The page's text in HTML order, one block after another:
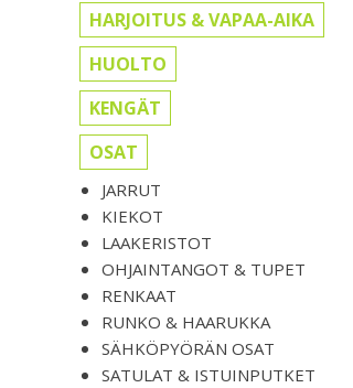
HARJOITUS & VAPAA-AIKA
HUOLTO
KENGÄT
OSAT
JARRUT
KIEKOT
LAAKERISTOT
OHJAINTANGOT & TUPET
RENKAAT
RUNKO & HAARUKKA
SÄHKÖPYÖRÄN OSAT
SATULAT & ISTUINPUTKET